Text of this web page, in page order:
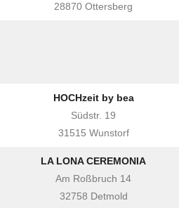
28870 Ottersberg
HOCHzeit by bea
Südstr. 19
31515 Wunstorf
LA LONA CEREMONIA
Am Roßbruch 14
32758 Detmold